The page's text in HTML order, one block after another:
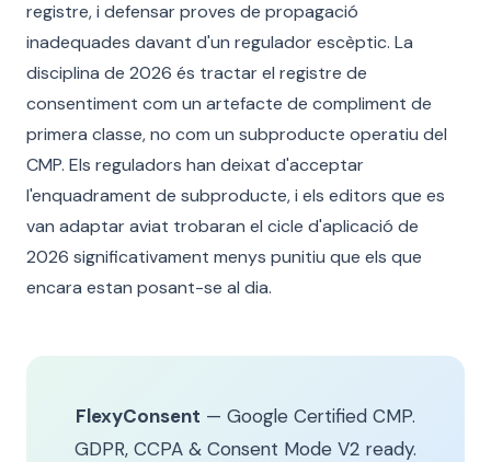
registre, i defensar proves de propagació
inadequades davant d'un regulador escèptic. La
disciplina de 2026 és tractar el registre de
consentiment com un artefacte de compliment de
primera classe, no com un subproducte operatiu del
CMP. Els reguladors han deixat d'acceptar
l'enquadrament de subproducte, i els editors que es
van adaptar aviat trobaran el cicle d'aplicació de
2026 significativament menys punitiu que els que
encara estan posant-se al dia.
FlexyConsent — Google Certified CMP.
GDPR, CCPA & Consent Mode V2 ready.